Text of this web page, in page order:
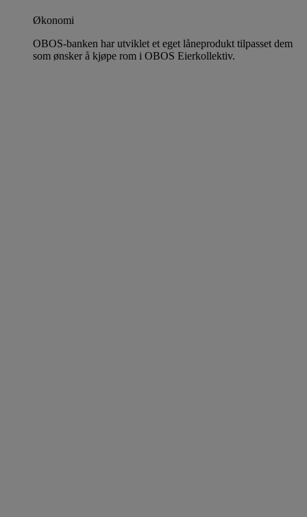
Økonomi
OBOS-banken har utviklet et eget låneprodukt tilpasset dem
som ønsker å kjøpe rom i OBOS Eierkollektiv.